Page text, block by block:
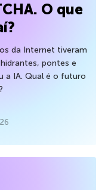
O que
da Internet tiveram
pontes e
a IA. Qual é o futuro